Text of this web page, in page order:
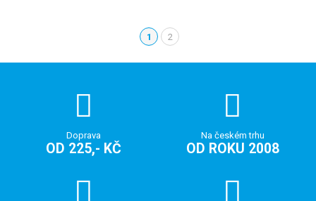
1(aktuální)
2
Doprava
OD 225,- KČ
Na českém trhu
OD ROKU 2008